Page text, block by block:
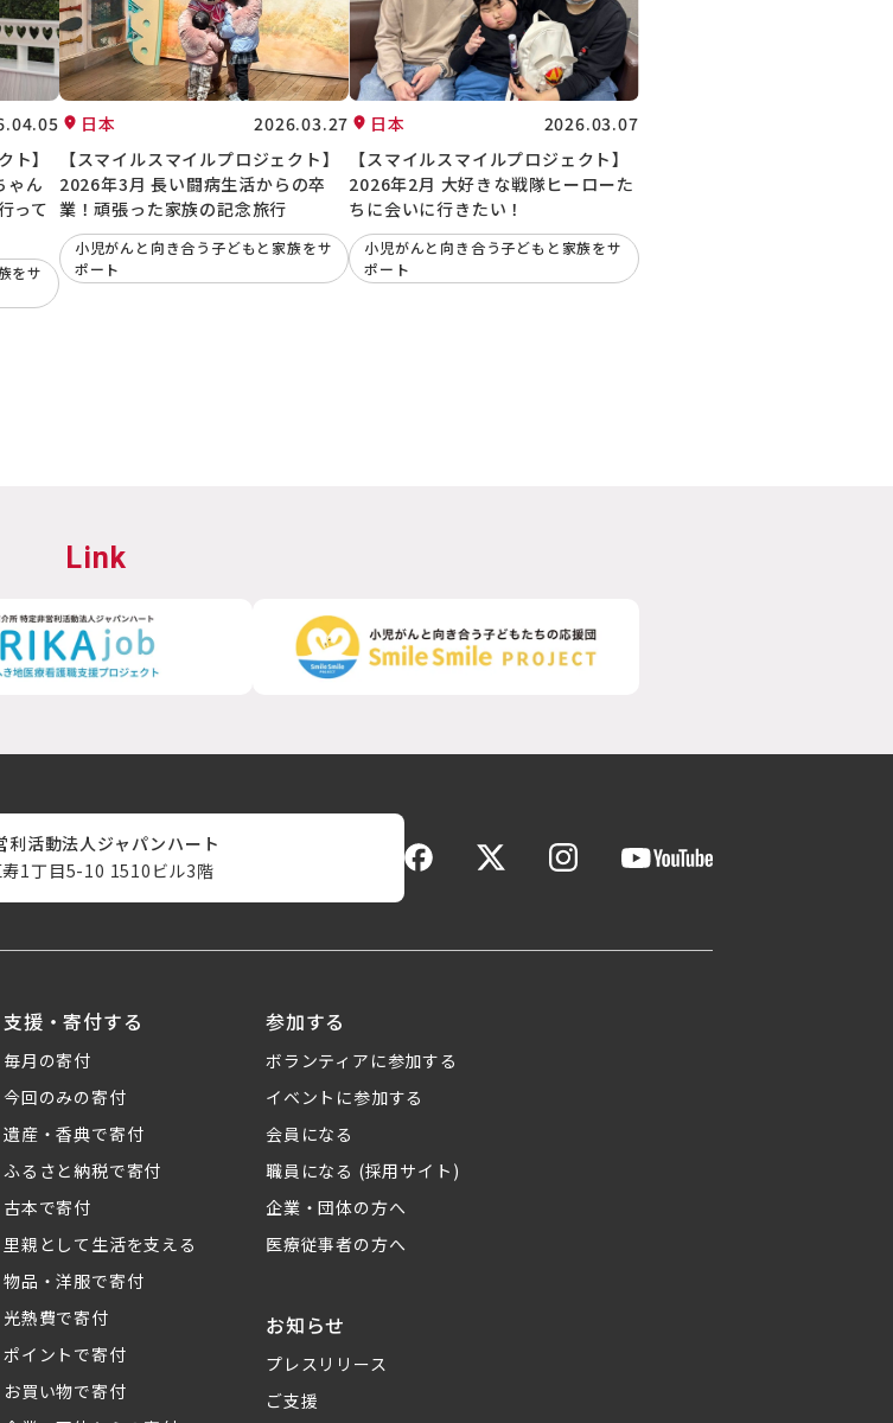
ト】
ゃん
って
をサ
日本
2026.03.27
【スマイルスマイルプロジェクト】
2026年3月 長い闘病生活からの卒
業！頑張った家族の記念旅行
小児がんと向き合う子どもと家族をサ
ポート
日本
2026.03.07
【スマイルスマイルプロジェクト】
2026年2月 大好きな戦隊ヒーローた
ちに会いに行きたい！
小児がんと向き合う子どもと家族をサ
ポート
Link
利活動法人ジャパンハート
1丁目5-10 1510ビル3階
支援・寄付する
毎月の寄付
今回のみの寄付
遺産・香典で寄付
ふるさと納税で寄付
古本で寄付
里親として生活を支える
物品・洋服で寄付
光熱費で寄付
ポイントで寄付
お買い物で寄付
参加する
ボランティアに参加する
イベントに参加する
会員になる
職員になる (採用サイト)
企業・団体の方へ
医療従事者の方へ
お知らせ
プレスリリース
ご支援